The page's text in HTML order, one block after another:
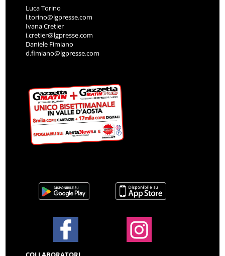
Luca Torino
l.torino@lgpresse.com
Ivana Cretier
i.cretier@lgpresse.com
Daniele Fimiano
d.fimiano@lgpresse.com